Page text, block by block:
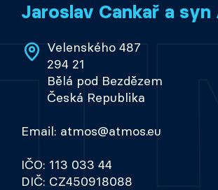
Jaroslav Cankař a syn
Velenského 487
294 21
Bělá pod Bezdězem
Česká Republika
Email: atmos@atmos.eu
IČO: 113 033 44
DIČ: CZ450918088